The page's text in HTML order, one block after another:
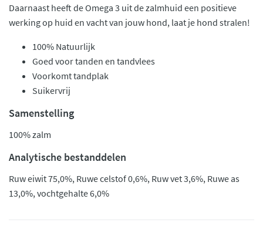
Daarnaast heeft de Omega 3 uit de zalmhuid een positieve
werking op huid en vacht van jouw hond, laat je hond stralen!
100% Natuurlijk
Goed voor tanden en tandvlees
Voorkomt tandplak
Suikervrij
Samenstelling
100% zalm
Analytische bestanddelen
Ruw eiwit 75,0%, Ruwe celstof 0,6%, Ruw vet 3,6%, Ruwe as
13,0%, vochtgehalte 6,0%